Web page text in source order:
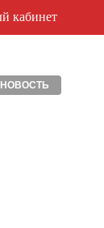
кабинет